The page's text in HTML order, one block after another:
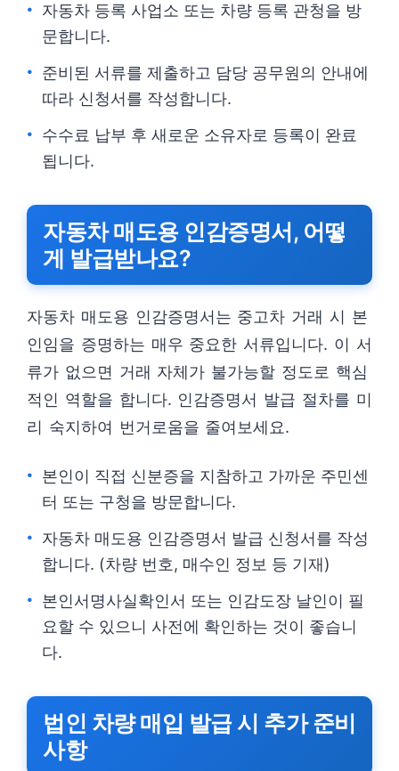
자동차 등록 사업소 또는 차량 등록 관청을 방
문합니다.
준비된 서류를 제출하고 담당 공무원의 안내에
따라 신청서를 작성합니다.
수수료 납부 후 새로운 소유자로 등록이 완료
됩니다.
자동차 매도용 인감증명서, 어떻
게 발급받나요?
자동차 매도용 인감증명서는 중고차 거래 시 본
인임을 증명하는 매우 중요한 서류입니다. 이 서
류가 없으면 거래 자체가 불가능할 정도로 핵심
적인 역할을 합니다. 인감증명서 발급 절차를 미
리 숙지하여 번거로움을 줄여보세요.
본인이 직접 신분증을 지참하고 가까운 주민센
터 또는 구청을 방문합니다.
자동차 매도용 인감증명서 발급 신청서를 작성
합니다. (차량 번호, 매수인 정보 등 기재)
본인서명사실확인서 또는 인감도장 날인이 필
요할 수 있으니 사전에 확인하는 것이 좋습니
다.
법인 차량 매입 발급 시 추가 준비
사항